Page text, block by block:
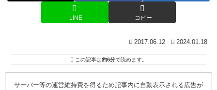
LINE コピー
2017.06.12 2024.01.18
この記事は約6分で読めます。
サーバー等の運営維持費を得るため記事内に自動表示される広告が